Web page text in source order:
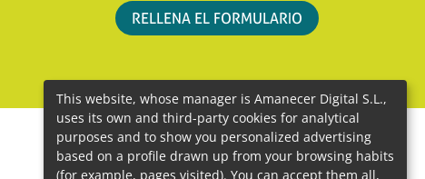
RELLENA EL FORMULARIO
This website, whose manager is Amanecer Digital S.L.,
uses its own and third-party cookies for analytical
purposes and to show you personalized advertising
based on a profile drawn up from your browsing habits
(for example, pages visited). You can accept them all,